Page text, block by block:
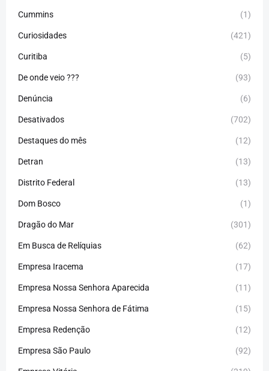
Cummins (1)
Curiosidades (421)
Curitiba (5)
De onde veio ??? (93)
Denúncia (6)
Desativados (702)
Destaques do mês (12)
Detran (13)
Distrito Federal (13)
Dom Bosco (1)
Dragão do Mar (301)
Em Busca de Relíquias (62)
Empresa Iracema (17)
Empresa Nossa Senhora Aparecida (11)
Empresa Nossa Senhora de Fátima (15)
Empresa Redenção (12)
Empresa São Paulo (92)